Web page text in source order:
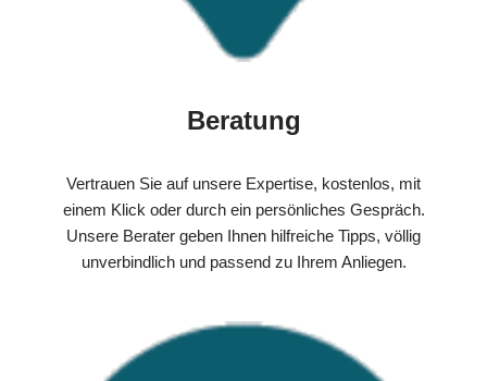
Beratung
Vertrauen Sie auf unsere Expertise, kostenlos, mit
einem Klick oder durch ein persönliches Gespräch.
Unsere Berater geben Ihnen hilfreiche Tipps, völlig
unverbindlich und passend zu Ihrem Anliegen.